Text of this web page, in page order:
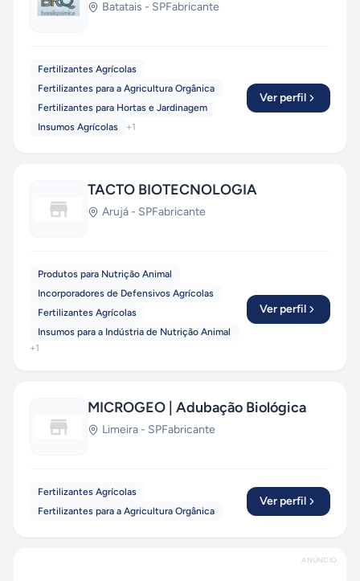
Batatais - SPFabricante
Fertilizantes Agrícolas
Fertilizantes para a Agricultura Orgânica
Fertilizantes para Hortas e Jardinagem
Insumos Agrícolas
+1
Ver perfil
TACTO BIOTECNOLOGIA
Arujá - SPFabricante
Produtos para Nutrição Animal
Incorporadores de Defensivos Agrícolas
Fertilizantes Agrícolas
Insumos para a Indústria de Nutrição Animal
+1
Ver perfil
MICROGEO | Adubação Biológica
Limeira - SPFabricante
Fertilizantes Agrícolas
Fertilizantes para a Agricultura Orgânica
Ver perfil
ANÚNCIO